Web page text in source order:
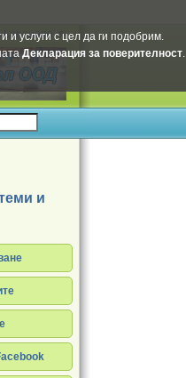
и услуги с цел да ги подобрим.
Декларация за поверителност.
Language ▼
и